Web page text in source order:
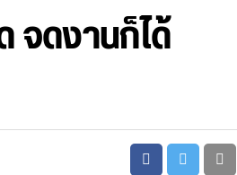
จดงานก็ได้